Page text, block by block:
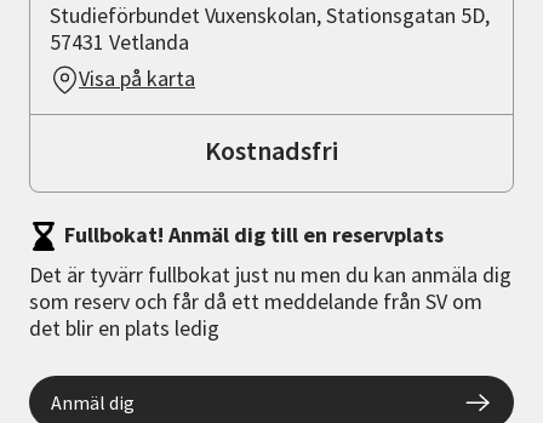
Studieförbundet Vuxenskolan, Stationsgatan 5D,
57431 Vetlanda
Visa på karta
Kostnadsfri
Fullbokat! Anmäl dig till en reservplats
Det är tyvärr fullbokat just nu men du kan anmäla dig
som reserv och får då ett meddelande från SV om
det blir en plats ledig
Anmäl dig